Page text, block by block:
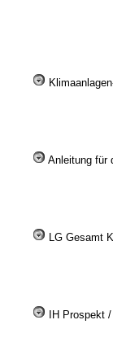
Anleitung für
LG Gesamt
IH Prospekt